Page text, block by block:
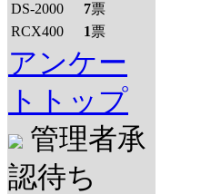
DS-2000
7票
RCX400
1票
アンケー
トトップ
管理者承
認待ち